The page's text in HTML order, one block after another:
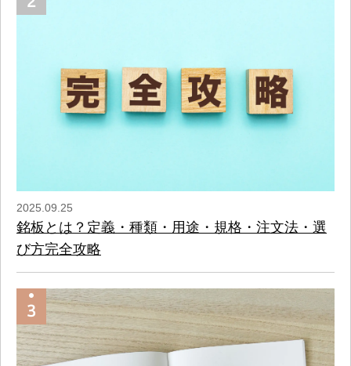
2025.09.25
銘板とは？定義・種類・用途・規格・注文法・選
び方完全攻略